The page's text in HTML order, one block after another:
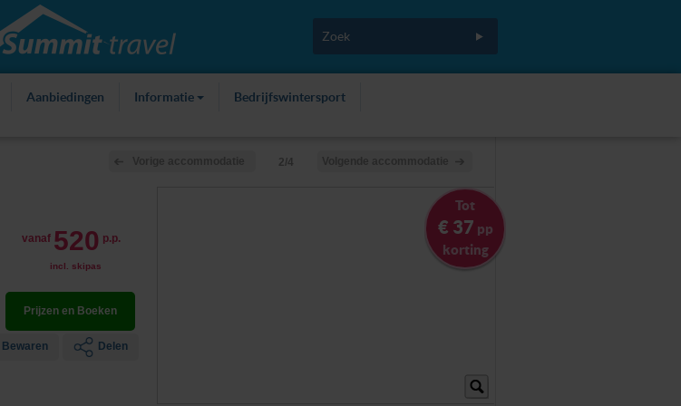
Aanbiedingen Informatie Bedrijfswintersport
2/4
vanaf 520 p.p.
incl. skipas
Prijzen en Boeken
Bewaren Delen
Tot
€ 37 pp
korting